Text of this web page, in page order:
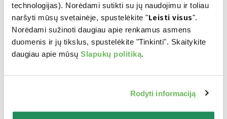
technologijas). Norėdami sutikti su jų naudojimu ir toliau
naršyti mūsų svetainėje, spustelėkite "Leisti visus".
Norėdami sužinoti daugiau apie renkamus asmens
duomenis ir jų tikslus, spustelėkite "Tinkinti". Skaitykite
daugiau apie mūsų Slapukų politiką.
Rodyti informaciją
Kuris yra jų
mėgstamiausias?